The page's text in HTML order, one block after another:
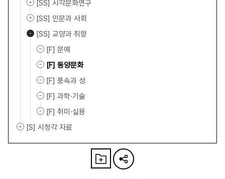
[SS] 시각문화연구
[SS] 인문과 사회
[SS] 교양과 취향
[F] 문예
[F] 동양문화
[F] 풍속과 성
[F] 과학·기술
[F] 취미·실용
[S] 시청각 자료